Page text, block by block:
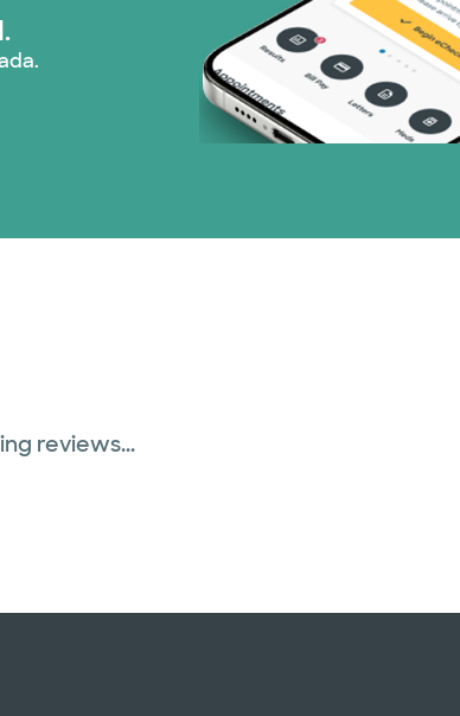
Red PHCS (1 planes)
Prism Electric (1 planes)
Plan de Salud Superior (17 planes)
reviews...